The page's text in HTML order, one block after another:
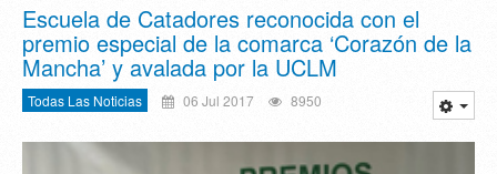
Escuela de Catadores reconocida con el
premio especial de la comarca ‘Corazón de la
Mancha’ y avalada por la UCLM
Todas Las Noticias 06 Jul 2017 8950